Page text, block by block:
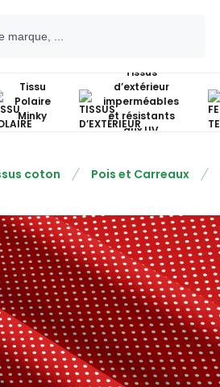
Tissu
Polaire
Minky
Tissus
d’extérieur
imperméables
et résistants
aux UV
coton Pois et Carreaux